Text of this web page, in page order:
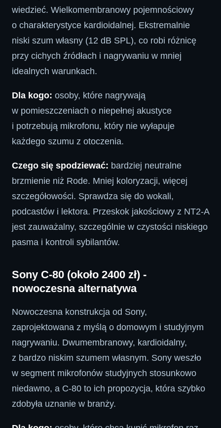
wiedzieć. Wielkomembranowy pojemnościowy
o charakterystyce kardioidalnej. Ekstremalnie
niski szum własny (12 dB SPL), co robi różnicę
przy cichych źródłach i nagrywaniu w mniej
idealnych warunkach.
Dla kogo: osoby, które nagrywają
w pomieszczeniach o niepełnej akustyce
i potrzebują mikrofonu, który nie wyłapuje
każdego szumu z otoczenia.
Czego się spodziewać: bardziej neutralne
brzmienie niż Rode. Mniej koloryzacji, więcej
szczegółowości. Sprawdza się do wokali,
podcastów i lektora. Przeskok jakościowy z NT2-A
jest zauważalny, szczególnie w czystości niskiego
pasma i kontroli sybilantów.
Sony C-80 (około 2400 zł) -
nowoczesna alternatywa
Nowoczesna konstrukcja od Sony,
zaprojektowana z myślą o domowym i studyjnym
nagrywaniu. Dwumembranowy, kardioidalny,
z bardzo niskim szumem własnym. Sony weszło
w segment mikrofonów studyjnych stosunkowo
niedawno, a C-80 to ich propozycja, która szybko
zdobyła uznanie w branży.